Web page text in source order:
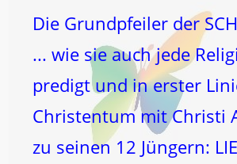
Die Grundpfeiler der
... wie sie auch jede
predigt und in erster
Christentum mit Christi
zu seinen 12 Jüngern: